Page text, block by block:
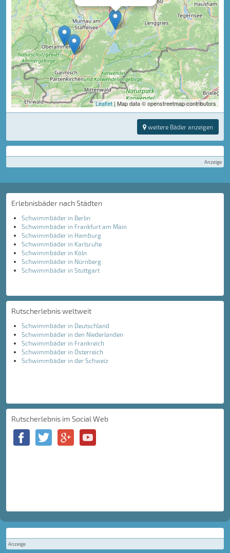
Leaflet | Map data © openstreetmap contributors
weitere Bäder anzeigen
Anzeige
Erlebnisbäder nach Städten
Schwimmbäder in Berlin
Schwimmbäder in Frankfurt am Main
Schwimmbäder in Hamburg
Schwimmbäder in Karlsruhe
Schwimmbäder in Köln
Schwimmbäder in Nürnberg
Schwimmbäder in Stuttgart
Rutscherlebnis weltweit
Schwimmbäder in Deutschland
Schwimmbäder in den Niederlanden
Schwimmbäder in Frankreich
Schwimmbäder in Österreich
Schwimmbäder in der Schweiz
Rutscherlebnis im Social Web
Anzeige